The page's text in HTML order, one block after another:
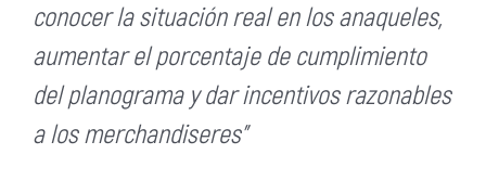
conocer la situación real en los anaqueles,
aumentar el porcentaje de cumplimiento
del planograma y dar incentivos razonables
a los merchandiseres”